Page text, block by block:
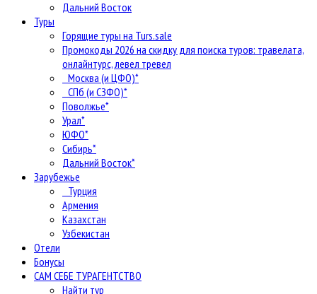
Дальний Восток
Туры
Горящие туры на Turs.sale
Промокоды 2026 на скидку для поиска туров: травелата,
онлайнтурс, левел тревел
Москва (и ЦФО)*
СПб (и СЗФО)*
Поволжье*
Урал*
ЮФО*
Сибирь*
Дальний Восток*
Зарубежье
Турция
Армения
Казахстан
Узбекистан
Отели
Бонусы
САМ СЕБЕ ТУРАГЕНТСТВО
Найти тур